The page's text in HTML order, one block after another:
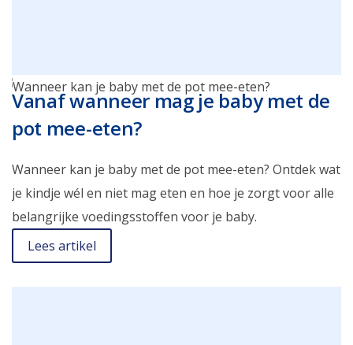
Vanaf wanneer mag je baby met de
pot mee-eten?
Wanneer kan je baby met de pot mee-eten? Ontdek wat
je kindje wél en niet mag eten en hoe je zorgt voor alle
belangrijke voedingsstoffen voor je baby.
Lees artikel